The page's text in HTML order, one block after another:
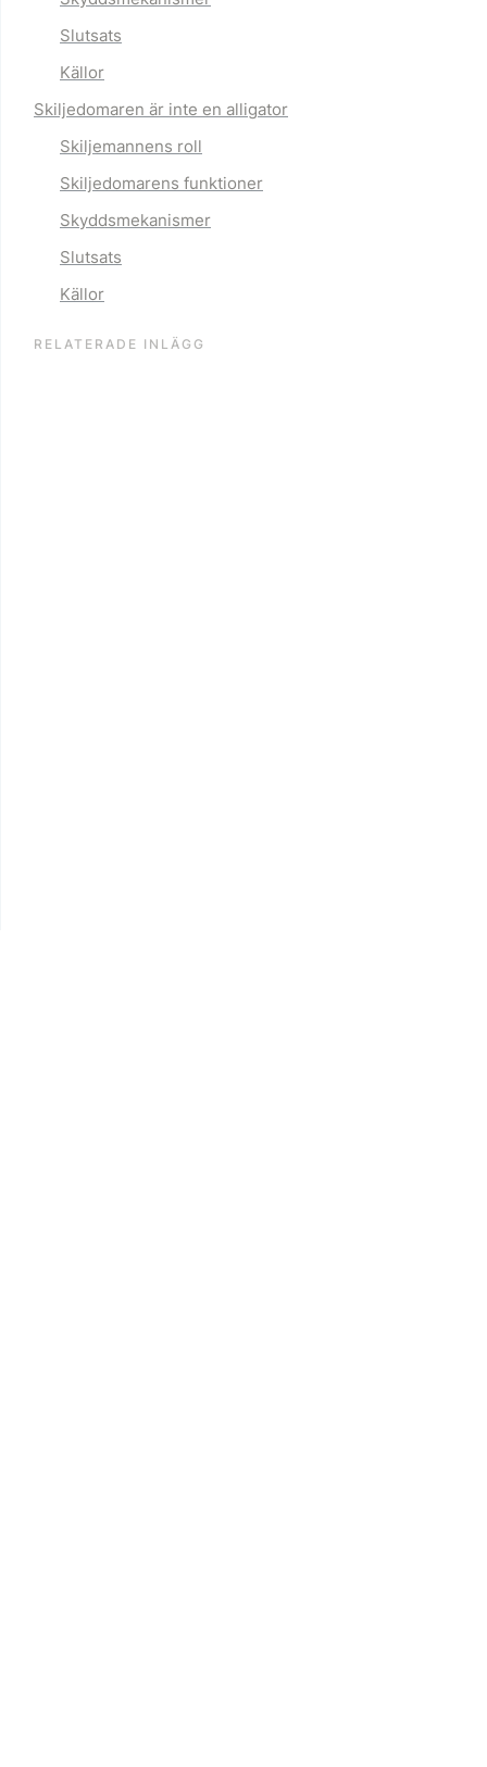
Slutsats
Källor
Skiljedomaren är inte en alligator
Skiljemannens roll
Skiljedomarens funktioner
Skyddsmekanismer
Slutsats
Källor
RELATERADE INLÄGG